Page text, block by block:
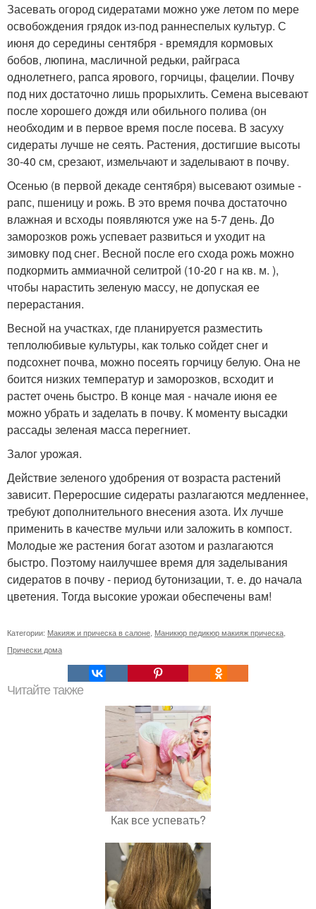
Засевать огород сидератами можно уже летом по мере
освобождения грядок из-под раннеспелых культур. С
июня до середины сентября - времядля кормовых
бобов, люпина, масличной редьки, райграса
однолетнего, рапса ярового, горчицы, фацелии. Почву
под них достаточно лишь прорыхлить. Семена высевают
после хорошего дождя или обильного полива (он
необходим и в первое время после посева. В засуху
сидераты лучше не сеять. Растения, достигшие высоты
30-40 см, срезают, измельчают и заделывают в почву.
Осенью (в первой декаде сентября) высевают озимые -
рапс, пшеницу и рожь. В это время почва достаточно
влажная и всходы появляются уже на 5-7 день. До
заморозков рожь успевает развиться и уходит на
зимовку под снег. Весной после его схода рожь можно
подкормить аммиачной селитрой (10-20 г на кв. м. ),
чтобы нарастить зеленую массу, не допуская ее
перерастания.
Весной на участках, где планируется разместить
теплолюбивые культуры, как только сойдет снег и
подсохнет почва, можно посеять горчицу белую. Она не
боится низких температур и заморозков, всходит и
растет очень быстро. В конце мая - начале июня ее
можно убрать и заделать в почву. К моменту высадки
рассады зеленая масса перегниет.
Залог урожая.
Действие зеленого удобрения от возраста растений
зависит. Переросшие сидераты разлагаются медленнее,
требуют дополнительного внесения азота. Их лучше
применить в качестве мульчи или заложить в компост.
Молодые же растения богат азотом и разлагаются
быстро. Поэтому наилучшее время для заделывания
сидератов в почву - период бутонизации, т. е. до начала
цветения. Тогда высокие урожаи обеспечены вам!
Категории: Макияж и прическа в салоне Маникюр педикюр макияж прическа
Прически дома
Читайте также
Как все успевать?